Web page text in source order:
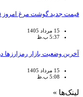
قیمت جدید گوشت مرغ امروز ۱۵ مرداد ۱۴۰۵/ مرغ کامل کیلویی چند شد؟ + جدول
15 مرداد 1405
5:37 ب.ظ
آخرین وضعیت بازار رمزارزها در جهان/
15 مرداد 1405
5:08 ب.ظ
لینک‌ها »